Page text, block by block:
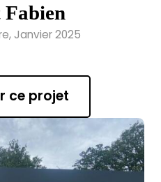
Fabien
Janvier 2025
ce projet